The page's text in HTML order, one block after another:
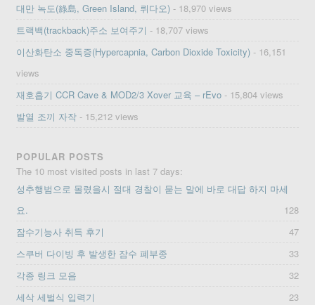
대만 녹도(綠島, Green Island, 뤼다오) - 18,970 views
트랙백(trackback)주소 보여주기 - 18,707 views
이산화탄소 중독증(Hypercapnia, Carbon Dioxide Toxicity) - 16,151
views
재호흡기 CCR Cave & MOD2/3 Xover 교육 – rEvo - 15,804 views
발열 조끼 자작 - 15,212 views
POPULAR POSTS
The 10 most visited posts in last 7 days:
성추행범으로 몰렸을시 절대 경찰이 묻는 말에 바로 대답 하지 마세
요.
128
잠수기능사 취득 후기
47
스쿠버 다이빙 후 발생한 잠수 폐부종
33
각종 링크 모음
32
세삭 세벌식 입력기
23